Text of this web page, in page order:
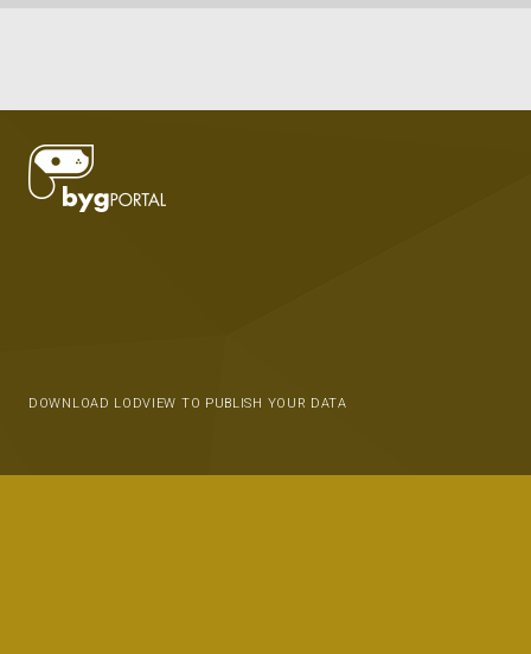
DOWNLOAD LODVIEW TO PUBLISH YOUR DATA